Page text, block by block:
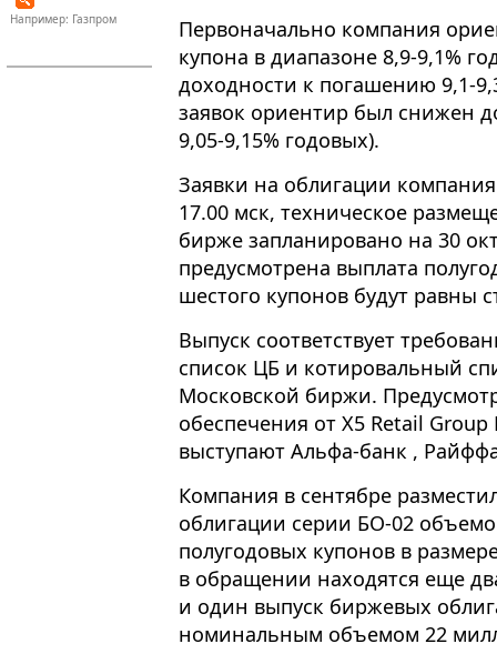
Например: Газпром
Первоначально компания
купона в диапазоне 8,9-9,1%
доходности к погашению 9,1-
заявок ориентир был снижен
9,05-9,15% годовых).
Заявки на облигации
17.00 мск, техническое
бирже запланировано на 30
предусмотрена выплата
шестого купонов будут равны
Выпуск соответствует
список ЦБ и котировальный
Московской биржи.
обеспечения от X5 Retail
выступают Альфа-банк ,
Компания в сентябре
облигации серии БО-02
полугодовых купонов в
в обращении находятся еще
и один выпуск биржевых
номинальным объемом 22